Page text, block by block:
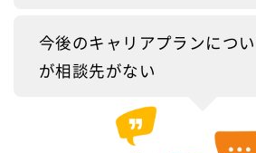
今後のキャリアプランにつ
が相談先がない